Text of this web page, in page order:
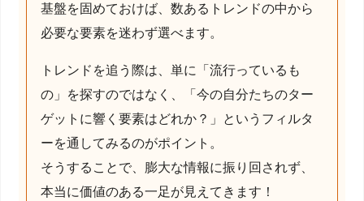
基盤を固めておけば、数あるトレンドの中から
必要な要素を迷わず選べます。
トレンドを追う際は、単に「流行っているも
の」を探すのではなく、「今の自分たちのター
ゲットに響く要素はどれか？」というフィルタ
ーを通してみるのがポイント。
そうすることで、膨大な情報に振り回されず、
本当に価値のある一足が見えてきます！